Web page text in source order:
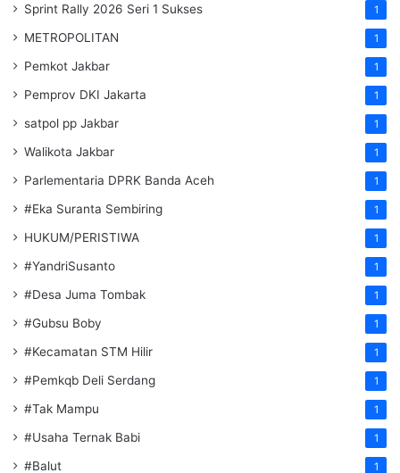
Sprint Rally 2026 Seri 1 Sukses 1
METROPOLITAN 1
Pemkot Jakbar 1
Pemprov DKI Jakarta 1
satpol pp Jakbar 1
Walikota Jakbar 1
Parlementaria DPRK Banda Aceh 1
#Eka Suranta Sembiring 1
HUKUM/PERISTIWA 1
#YandriSusanto 1
#Desa Juma Tombak 1
#Gubsu Boby 1
#Kecamatan STM Hilir 1
#Pemkqb Deli Serdang 1
#Tak Mampu 1
#Usaha Ternak Babi 1
#Balut 1